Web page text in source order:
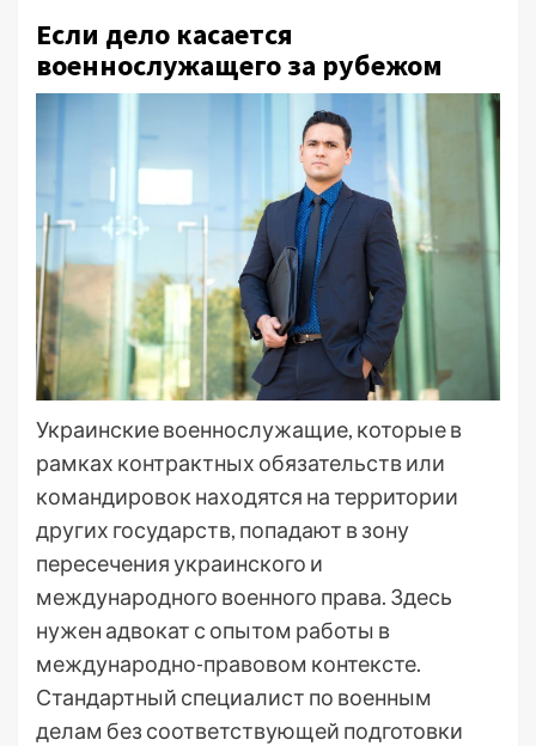
Если дело касается
военнослужащего за рубежом
Украинские военнослужащие, которые в
рамках контрактных обязательств или
командировок находятся на территории
других государств, попадают в зону
пересечения украинского и
международного военного права. Здесь
нужен адвокат с опытом работы в
международно-правовом контексте.
Стандартный специалист по военным
делам без соответствующей подготовки